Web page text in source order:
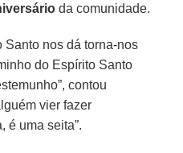
da comunidade.
Santo nos dá torna-nos
do Espírito Santo
contou
vier fazer
é uma seita”.